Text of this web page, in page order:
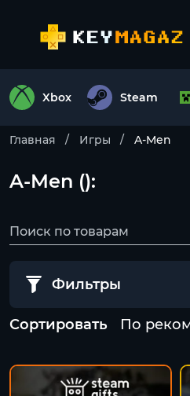
Xbox Steam
Главная Игры A-Men
A-Men ():
Фильтры
Сортировать По